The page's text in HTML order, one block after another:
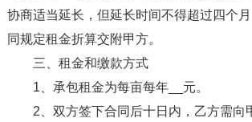
协商适当延长，但延长时间不得超过四个
同规定租金折算交附甲方。
三、租金和缴款方式
1、承包租金为每亩每年__元。
2、双方签下合同后十日内，乙方需向